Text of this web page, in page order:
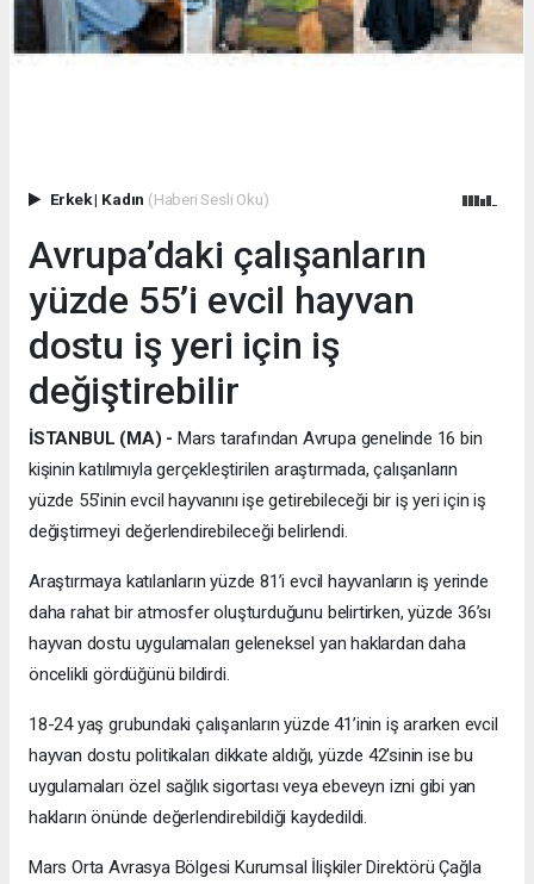
Erkek| Kadın (Haberi Sesli Oku)
Avrupa’daki çalışanların
yüzde 55’i evcil hayvan
dostu iş yeri için iş
değiştirebilir
İSTANBUL (MA) - Mars tarafından Avrupa genelinde 16 bin
kişinin katılımıyla gerçekleştirilen araştırmada, çalışanların
yüzde 55’inin evcil hayvanını işe getirebileceği bir iş yeri için iş
değiştirmeyi değerlendirebileceği belirlendi.
Araştırmaya katılanların yüzde 81’i evcil hayvanların iş yerinde
daha rahat bir atmosfer oluşturduğunu belirtirken, yüzde 36’sı
hayvan dostu uygulamaları geleneksel yan haklardan daha
öncelikli gördüğünü bildirdi.
18-24 yaş grubundaki çalışanların yüzde 41’inin iş ararken evcil
hayvan dostu politikaları dikkate aldığı, yüzde 42’sinin ise bu
uygulamaları özel sağlık sigortası veya ebeveyn izni gibi yan
hakların önünde değerlendirebildiği kaydedildi.
Mars Orta Avrasya Bölgesi Kurumsal İlişkiler Direktörü Çağla